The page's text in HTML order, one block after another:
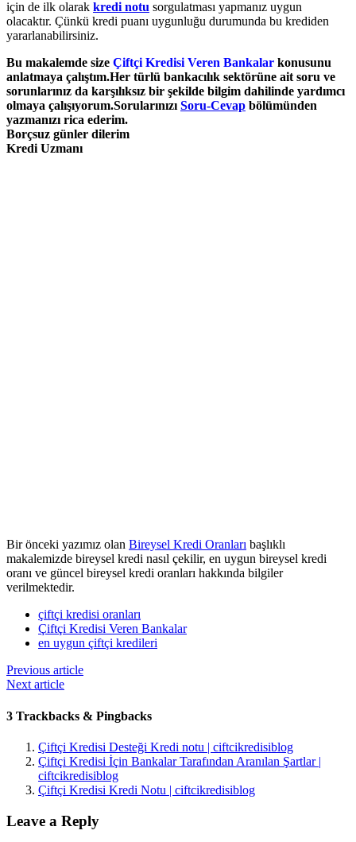
için de ilk olarak kredi notu sorgulatması yapmanız uygun
olacaktır. Çünkü kredi puanı uygunluğu durumunda bu krediden
yararlanabilirsiniz.
Bu makalemde size Çiftçi Kredisi Veren Bankalar konusunu
anlatmaya çalıştım.Her türlü bankacılık sektörüne ait soru ve
sorunlarınız da karşılıksız bir şekilde bilgim dahilinde yardımcı
olmaya çalışıyorum.Sorularınızı Soru-Cevap bölümünden
yazmanızı rica ederim.
Borçsuz günler dilerim
Kredi Uzmanı
Bir önceki yazımız olan Bireysel Kredi Oranları başlıklı
makalemizde bireysel kredi nasıl çekilir, en uygun bireysel kredi
oranı ve güncel bireysel kredi oranları hakkında bilgiler
verilmektedir.
çiftçi kredisi oranları
Çiftçi Kredisi Veren Bankalar
en uygun çiftçi kredileri
Previous article
Next article
3 Trackbacks & Pingbacks
Çiftçi Kredisi Desteği Kredi notu | ciftcikredisiblog
Çiftçi Kredisi İçin Bankalar Tarafından Aranılan Şartlar |
ciftcikredisiblog
Çiftçi Kredisi Kredi Notu | ciftcikredisiblog
Leave a Reply